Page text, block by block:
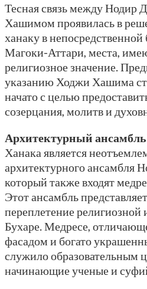
Тесная связь между Нодир
Хашимом проявилась в
ханаку в
Магоки-Аттари, места,
религиозное значение.
указанию Ходжи Хашима
начато с целью
созерцания, молитв и
Архитектурный
Ханака является
архитектурного ансамбля
который также входят
Этот ансамбль
переплетение религиозной
Бухаре. Медресе,
фасадом и богато
служило образовательным
начинающие ученые и